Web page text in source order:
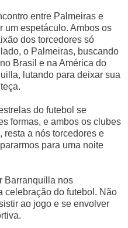
entre Palmeiras e
um espetáculo. Ambos os
dos torcedores só
o Palmeiras, buscando
Brasil e na América do
lutando para deixar sua
do futebol se
formas, e ambos os clubes
resta a nós torcedores e
para uma noite
Barranquilla nos
celebração do futebol. Não
ao jogo e se envolver